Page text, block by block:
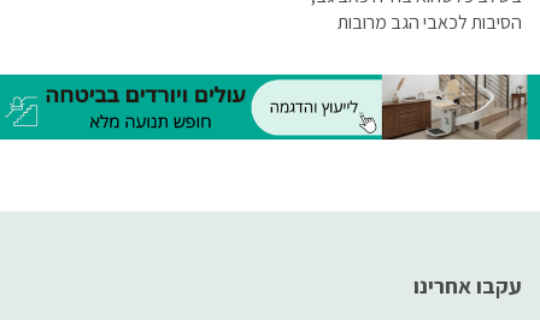
הסיבות לכאבי הגב מרובות
מהם דרכי הטיפול בכאבי גב...
עקבו אחרינו